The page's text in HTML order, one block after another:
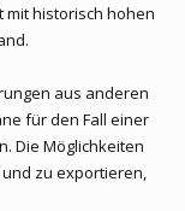
mit historisch hohen
aus anderen
für den Fall einer
Die Möglichkeiten
zu exportieren,